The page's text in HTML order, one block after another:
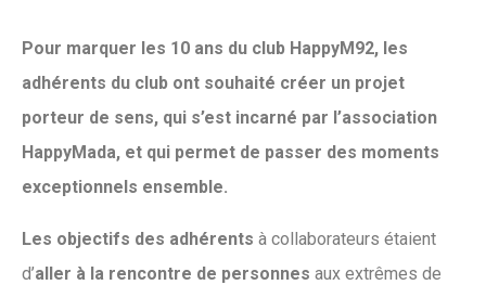
Pour marquer les 10 ans du club HappyM92, les
adhérents du club ont souhaité créer un projet
porteur de sens, qui s’est incarné par l’association
HappyMada, et qui permet de passer des moments
exceptionnels ensemble.
Les objectifs des adhérents à collaborateurs étaient
d’aller à la rencontre de personnes aux extrêmes de